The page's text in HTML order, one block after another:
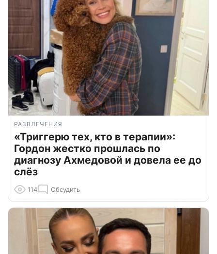
РАЗВЛЕЧЕНИЯ
«Триггерю тех, кто в терапии»:
Гордон жестко прошлась по
диагнозу Ахмедовой и довела ее до
слёз
114 Обсудить